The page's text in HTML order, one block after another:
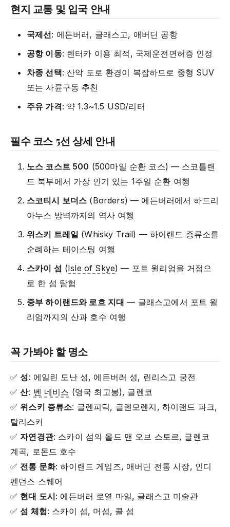
현지 교통 및 입국 안내
국제선: 에든버러, 글래스고, 애버딘 공항
공항 이동: 렌터카 이용 최적, 국제운전면허증 인정
차종 선택: 산악 도로 환경이 복잡하므로 중형 SUV
또는 사륜구동 추천
주유 가격: 약 1.3~1.5 USD/리터
필수 코스 5선 상세 안내
노스 코스트 500 (500마일 순환 코스) — 스코틀랜
드 북부에서 가장 인기 있는 1주일 순환 여행
스코티시 보더스 (Borders) — 에든버러에서 하드리
아누스 방벽까지의 역사 여행
위스키 트레일 (Whisky Trail) — 하이랜드 증류소를
순례하는 테이스팅 여행
스카이 섬 (Isle of Skye) — 포트 윌리엄을 거점으
로 한 섬 탐험
중부 하이랜드와 로흐 지대 — 글래스고에서 포트 윌
리엄까지의 산과 호수 여행
꼭 가봐야 할 명소
✅ 성: 에일린 도난 성, 에든버러 성, 린리스고 궁전
✅산: 벤 네비스 (영국 최고봉), 글렌코
✅ 위스키 증류소: 글렌피딕, 글렌모렌지, 하이랜드 파크,
탈리스커
✅자연경관: 스카이 섬의 올드 맨 오브 스토르, 글렌코
계곡, 로몬드 호수
✅ 전통 문화: 하이랜드 게임즈, 애버딘 전통 시장, 인디
펜던스 스퀘어
✅ 현대 도시: 에든버러 로열 마일, 글래스고 미술관
✅ 섬 체험: 스카이 섬, 머섬, 콜 섬